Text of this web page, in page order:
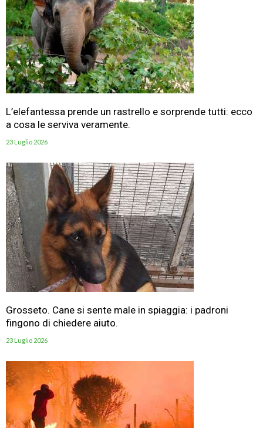
L’elefantessa prende un rastrello e sorprende tutti: ecco
a cosa le serviva veramente.
23 Luglio 2026
Grosseto. Cane si sente male in spiaggia: i padroni
fingono di chiedere aiuto.
23 Luglio 2026